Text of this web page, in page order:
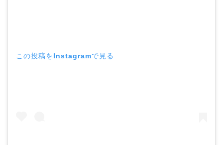
この投稿をInstagramで見る